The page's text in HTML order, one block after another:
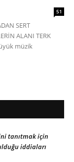
51
SERT
ALANI TERK
müzik
tanıtmak için
iddiaları